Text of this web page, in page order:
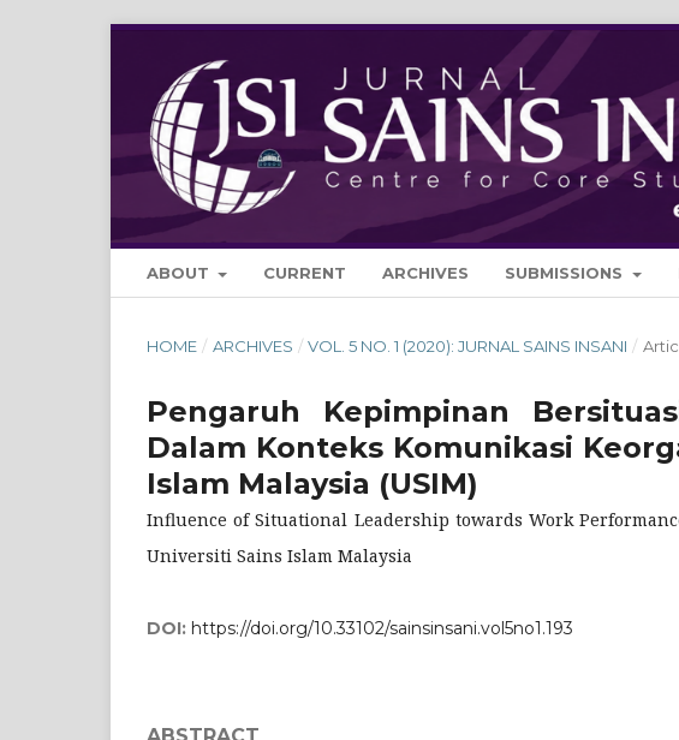
ABOUT CURRENT ARCHIVES SUBMISSIONS
HOME / ARCHIVES / VOL. 5 NO. 1 (2020): JURNAL SAINS INSANI /
Pengaruh Kepimpinan
Dalam Konteks Komunikasi
Islam Malaysia (USIM)
Influence of Situational Leadership towards Work
Universiti Sains Islam Malaysia
DOI: https://doi.org/10.33102/sainsinsani.vol5no1.193